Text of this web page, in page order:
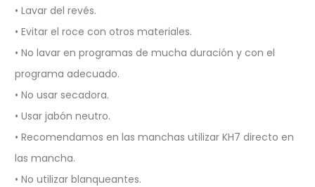
• Lavar del revés.
• Evitar el roce con otros materiales.
• No lavar en programas de mucha duración y con el
programa adecuado.
• No usar secadora.
• Usar jabón neutro.
• Recomendamos en las manchas utilizar KH7 directo en
las mancha.
• No utilizar blanqueantes.